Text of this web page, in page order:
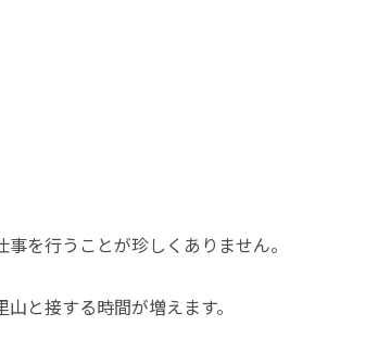
を行うことが珍しくありません。
と接する時間が増えます。